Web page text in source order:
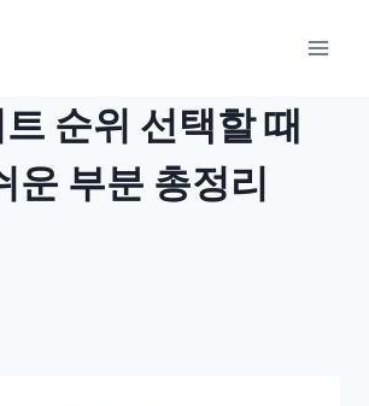
순위 선택할 때
운 부분 총정리